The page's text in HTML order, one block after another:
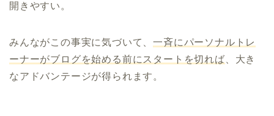
開きやすい。
みんながこの事実に気づいて、一斉にパーソナルトレ
ーナーがブログを始める前にスタートを切れば、大き
なアドバンテージが得られます。